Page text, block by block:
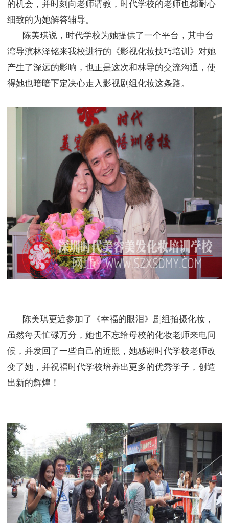
的机会，并时刻向老师请教，时代学校的老师也都耐心
细致的为她解答辅导。
陈美琪说，时代学校为她提供了一个平台，其中台
湾导演林泽铭来我校进行的《影视化妆技巧培训》对她
产生了深远的影响，也正是这次和林导的交流沟通，使
得她也暗暗下定决心走入影视剧组化妆这条路。
陈美琪更近参加了《幸福的眼泪》剧组拍摄化妆，
虽然每天忙碌万分，她也不忘给母校的化妆老师来电问
候，并发回了一些自己的近照，她感谢时代学校老师改
变了她，并祝福时代学校培养出更多的优秀学子，创造
出新的辉煌！